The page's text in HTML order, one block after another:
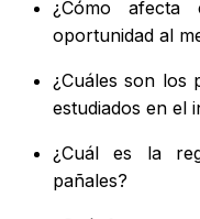
¿Cómo afecta
oportunidad al
¿Cuáles son los
estudiados en el
¿Cuál es la
pañales?